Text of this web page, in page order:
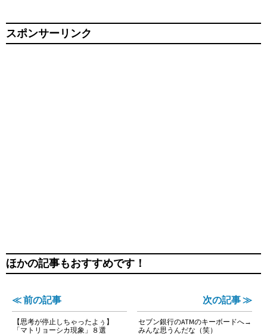
スポンサーリンク
ほかの記事もおすすめです！
≪ 前の記事
【思考が停止しちゃったよぅ】
「マトリョーシカ現象」８選
次の記事 ≫
セブン銀行のATMのキーボードへ→
みんな思うんだな（笑）